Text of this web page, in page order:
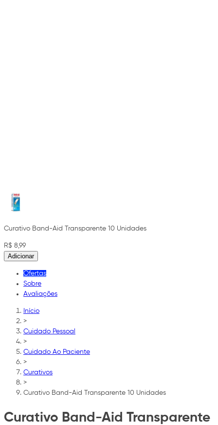
Curativo Band-Aid Transparente 10 Unidades
R$ 8,99
Adicionar
Ofertas
Sobre
Avaliações
Início
>
Cuidado Pessoal
>
Cuidado Ao Paciente
>
Curativos
>
Curativo Band-Aid Transparente 10 Unidades
Curativo Band-Aid Transparente